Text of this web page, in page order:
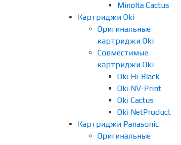
Minolta Cactus
Картриджи Oki
Оригинальные
картриджи Oki
Совместимые
картриджи Oki
Oki Hi-Black
Oki NV-Print
Oki Cactus
Oki NetProduct
Картриджи Panasonic
Оригинальные